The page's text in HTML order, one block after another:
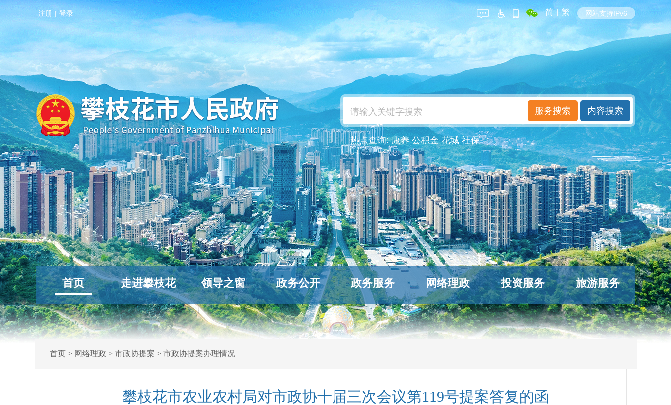
注册 | 登录 简 | 繁 网站支持IPv6
热点查询:康养 公积金 花城 社保
首页 走进攀枝花 领导之窗 政务公开 政务服务 网络理政 投资服务 旅游服务
首页> 网络理政 > 市政协提案 > 市政协提案办理情况
攀枝花市农业农村局对市政协十届三次会议第119号提案答复的函